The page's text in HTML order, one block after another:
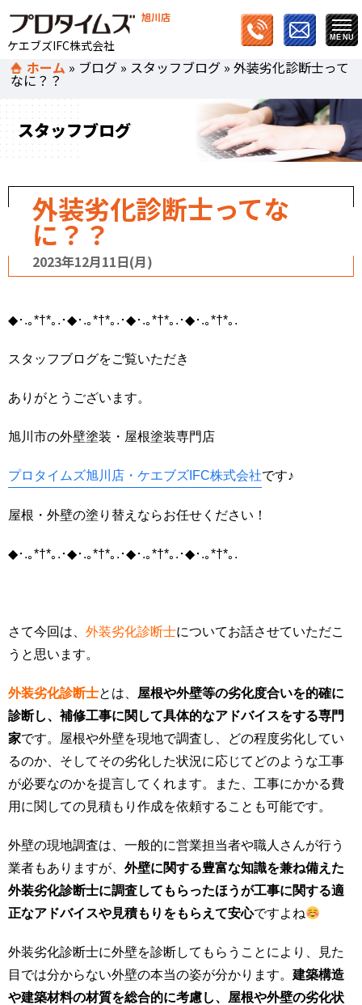
旭川店
ケエブズIFC株式会社
ホーム » ブログ » スタッフブログ »外装劣化診断士って
なに？？
スタッフブログ
外装劣化診断士ってな
に？？
2023年12月11日(月)
◆･.｡*†*｡.･◆･.｡*†*｡.･◆･.｡*†*｡.･◆･.｡*†*｡.
スタッフブログをご覧いただき
ありがとうございます。
旭川市の外壁塗装・屋根塗装専門店
プロタイムズ旭川店・ケエブズIFC株式会社です♪
屋根・外壁の塗り替えならお任せください！
◆･.｡*†*｡.･◆･.｡*†*｡.･◆･.｡*†*｡.･◆･.｡*†*｡.
さて今回は、 外装劣化診断士についてお話させていただこ
うと思います。
外装劣化診断士とは、 屋根や外壁等の劣化度合いを的確に
診断し、補修工事に関して具体的なアドバイスをする専門
家です。屋根や外壁を現地で調査し、どの程度劣化してい
るのか、そしてその劣化した状況に応じてどのような工事
が必要なのかを提言してくれます。また、工事にかかる費
用に関しての見積もり作成を依頼することも可能です。
外壁の現地調査は、一般的に営業担当者や職人さんが行う
業者もありますが、 外壁に関する豊富な知識を兼ね備えた
外装劣化診断士に調査してもらったほうが工事に関する適
正なアドバイスや見積もりをもらえて安心ですよね
外装劣化診断士に外壁を診断してもらうことにより、見た
目では分からない外壁の本当の姿が分かります。 建築構造
や建築材料の材質を総合的に考慮し、屋根や外壁の劣化状